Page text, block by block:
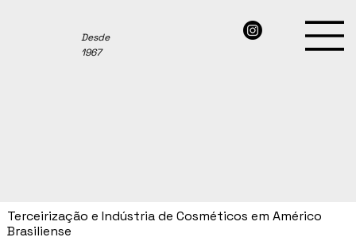
Desde
1967
Terceirização e Indústria de Cosméticos em Américo
Brasiliense